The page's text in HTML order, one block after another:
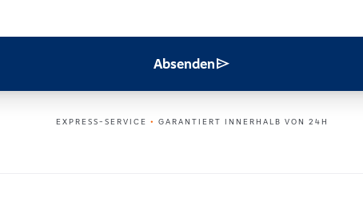
Absendensend
EXPRESS-SERVICE • GARANTIERT INNERHALB VON 24H